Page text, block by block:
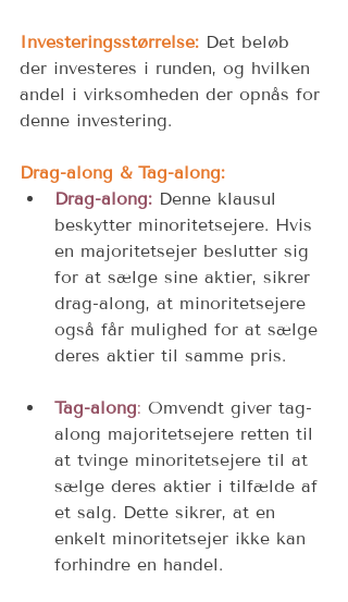
Investeringsstørrelse: Det beløb
der investeres i runden, og hvilken
andel i virksomheden der opnås for
denne investering.
Drag-along & Tag-along:
Drag-along: Denne klausul
beskytter minoritetsejere. Hvis
en majoritetsejer beslutter sig
for at sælge sine aktier, sikrer
drag-along, at minoritetsejere
også får mulighed for at sælge
deres aktier til samme pris.
Tag-along: Omvendt giver tag-
along majoritetsejere retten til
at tvinge minoritetsejere til at
sælge deres aktier i tilfælde af
et salg. Dette sikrer, at en
enkelt minoritetsejer ikke kan
forhindre en handel.